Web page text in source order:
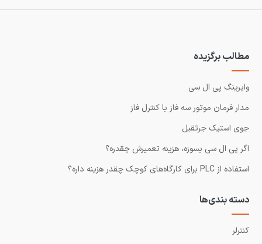
مطالب برگزیده
وایرینگ پی ال سی
مدار فرمان موتور سه فاز با کنترل فاز
جوی استیک جرثقیل
اگر پی ال سی بسوزه، هزینه تعمیرش چقدره؟
استفاده از PLC برای کارگاه‌های کوچک چقدر هزینه داره؟
دسته بندی‌ها
کنترلر